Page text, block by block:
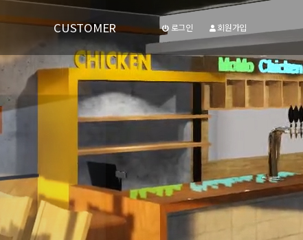
CUSTOMER
공지사항
유투브동영상
로그인 회원가입